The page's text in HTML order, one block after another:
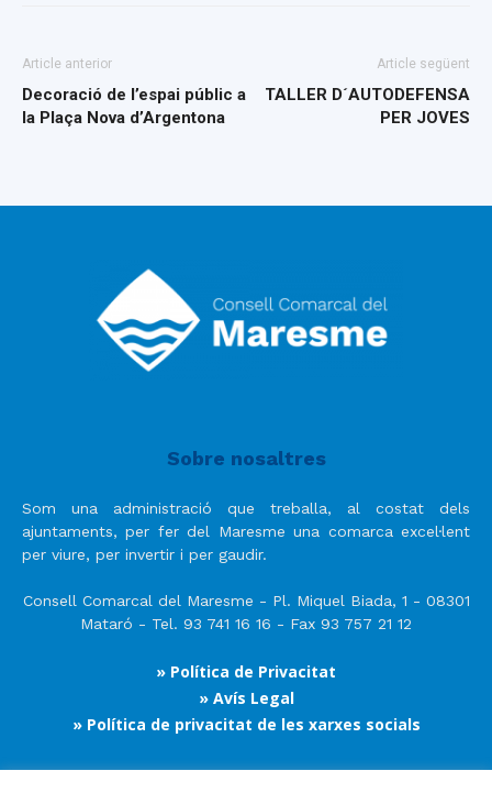
Article anterior
Decoració de l’espai públic a
la Plaça Nova d’Argentona
Article següent
TALLER D´AUTODEFENSA
PER JOVES
Sobre nosaltres
Som una administració que treballa, al costat dels
ajuntaments, per fer del Maresme una comarca excel·lent
per viure, per invertir i per gaudir.
Consell Comarcal del Maresme - Pl. Miquel Biada, 1 - 08301
Mataró - Tel. 93 741 16 16 - Fax 93 757 21 12
» Política de Privacitat
» Avís Legal
» Política de privacitat de les xarxes socials